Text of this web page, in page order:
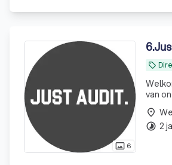
photo_size_select_actual 6
6.
local_offer
Welkom bij Just Audit! Als
van
place
timelapse 2